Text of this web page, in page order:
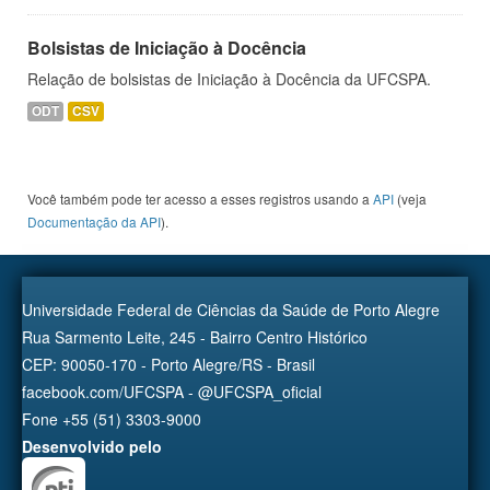
Bolsistas de Iniciação à Docência
Relação de bolsistas de Iniciação à Docência da UFCSPA.
ODT CSV
Você também pode ter acesso a esses registros usando a API (veja
Documentação da API).
Universidade Federal de Ciências da Saúde de Porto Alegre
Rua Sarmento Leite, 245 - Bairro Centro Histórico
CEP: 90050-170 - Porto Alegre/RS - Brasil
facebook.com/UFCSPA - @UFCSPA_oficial
Fone +55 (51) 3303-9000
Desenvolvido pelo